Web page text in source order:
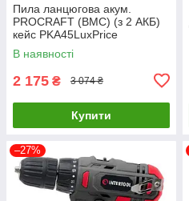
Пила ланцюгова акум.
PROCRAFT (ВМС) (з 2 АКБ)
кейс PKA45LuxPrice
В наявності
2 175 ₴ 3 074 ₴
Купити
–27%